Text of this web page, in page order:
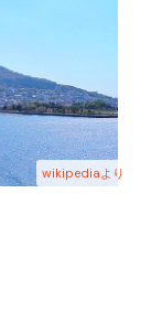
wikipediaより